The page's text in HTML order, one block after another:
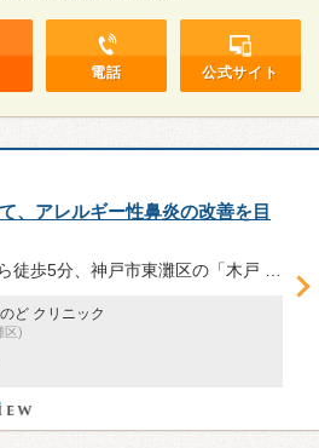
電話 公式サイト
、アレルギー性鼻炎の改善を目
ど クリニック
区)